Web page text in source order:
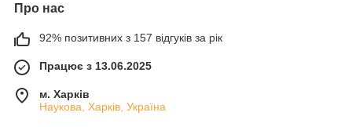
Про нас
92% позитивних з 157 відгуків за рік
Працює з 13.06.2025
м. Харків
Наукова, Харків, Україна